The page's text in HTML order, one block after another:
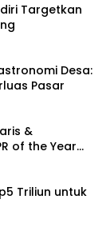
Targetkan
Desa:
Pasar
&
of the Year
Triliun untuk